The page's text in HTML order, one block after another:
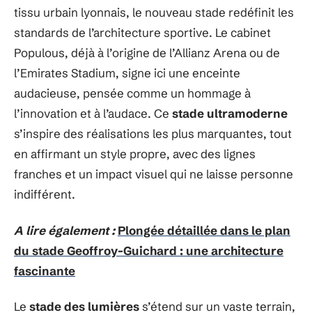
tissu urbain lyonnais, le nouveau stade redéfinit les
standards de l’architecture sportive. Le cabinet
Populous, déjà à l’origine de l’Allianz Arena ou de
l’Emirates Stadium, signe ici une enceinte
audacieuse, pensée comme un hommage à
l’innovation et à l’audace. Ce stade ultramoderne
s’inspire des réalisations les plus marquantes, tout
en affirmant un style propre, avec des lignes
franches et un impact visuel qui ne laisse personne
indifférent.
A lire également : Plongée détaillée dans le plan
du stade Geoffroy-Guichard : une architecture
fascinante
Le stade des lumièress’étend sur un vaste terrain,